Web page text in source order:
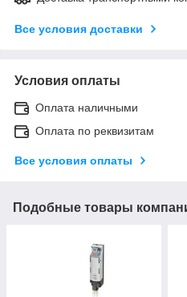
Все условия доставки
Условия оплаты
Оплата наличными
Оплата по реквизитам
Все условия оплаты
Подобные товары